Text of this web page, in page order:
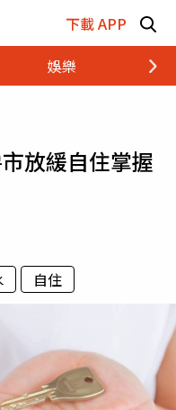
下載 APP
娛樂 財經
放緩自住掌握
自住